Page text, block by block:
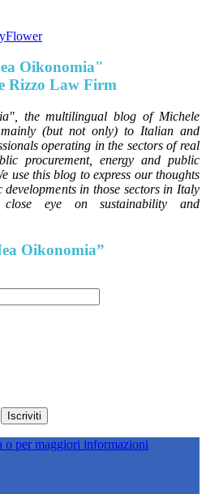
Oikonomia"
Rizzo Law Firm
the multilingual blog of Michele
(but not only) to Italian and
operating in the sectors of real
procurement, energy and public
use this blog to express our thoughts
in those sectors in Italy
eye on sustainability and
Oikonomia”
o per maggiori informazioni